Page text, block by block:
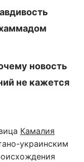
новость
не кажется
Камалия
украинским